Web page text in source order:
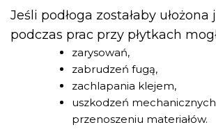
Jeśli podłoga zostałaby
podczas prac przy płytkach
zarysowań,
zabrudzeń fugą,
zachlapania klejem,
uszkodzeń
przenoszeniu materiałów.